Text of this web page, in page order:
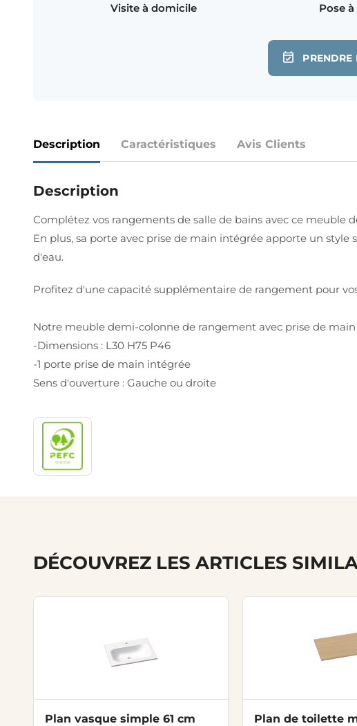
Visite à domicile Pose
PRENDRE
Description Caractéristiques Avis Clients
Description
Complétez vos rangements de salle de bains avec ce
En plus, sa porte avec prise de main intégrée apporte un
d'eau.
Profitez d'une capacité supplémentaire de rangement pour
Notre meuble demi-colonne de rangement avec prise de
-Dimensions : L30 H75 P46
-1 porte prise de main intégrée
Sens d'ouverture : Gauche ou droite
DÉCOUVREZ LES ARTICLES
Plan vasque simple 61 cm
Plan de toilette